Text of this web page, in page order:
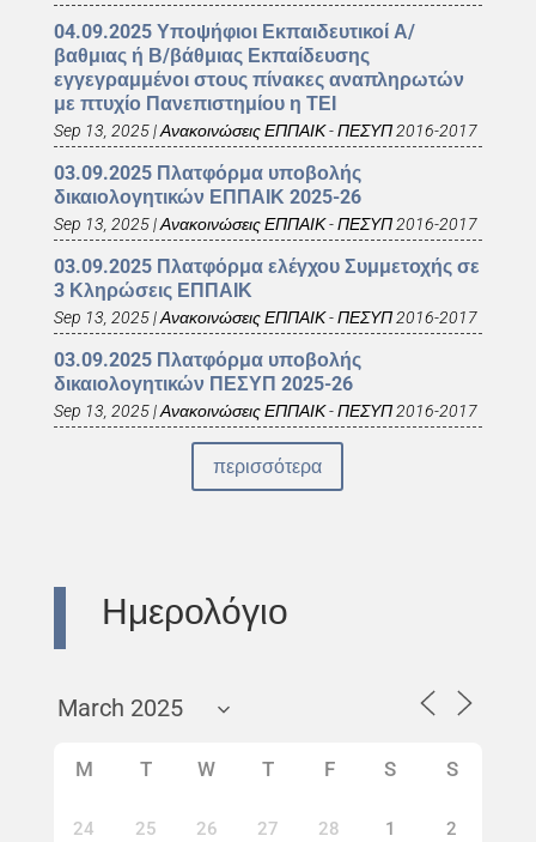
04.09.2025 Υποψήφιοι Εκπαιδευτικοί Α/
βαθμιας ή Β/βάθμιας Εκπαίδευσης
εγγεγραμμένοι στους πίνακες αναπληρωτών
με πτυχίο Πανεπιστημίου η ΤΕΙ
Sep 13, 2025|Ανακοινώσεις ΕΠΠΑΙΚ - ΠΕΣΥΠ 2016-2017
03.09.2025 Πλατφόρμα υποβολής
δικαιολογητικών ΕΠΠΑΙΚ 2025-26
Sep 13, 2025|Ανακοινώσεις ΕΠΠΑΙΚ - ΠΕΣΥΠ 2016-2017
03.09.2025 Πλατφόρμα ελέγχου Συμμετοχής σε
3 Κληρώσεις ΕΠΠΑΙΚ
Sep 13, 2025|Ανακοινώσεις ΕΠΠΑΙΚ - ΠΕΣΥΠ 2016-2017
03.09.2025 Πλατφόρμα υποβολής
δικαιολογητικών ΠΕΣΥΠ 2025-26
Sep 13, 2025|Ανακοινώσεις ΕΠΠΑΙΚ - ΠΕΣΥΠ 2016-2017
περισσότερα
Ημερολόγιο
M T W T F S S
24 25 26 27 28 1 2